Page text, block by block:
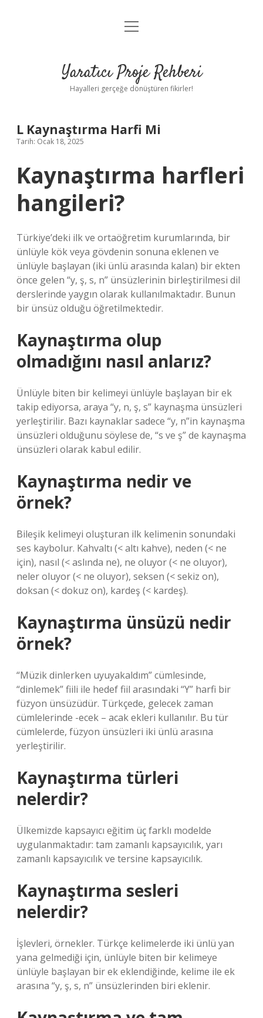
Anasayfa
Yasal Uyarı
menüyü
Yaratıcı Proje Rehberi
Hayalleri gerçeğe dönüştüren fikirler!
L Kaynaştırma Harfi Mi
Tarih: Ocak 18, 2025
Kaynaştırma harfleri
hangileri?
Türkiye’deki ilk ve ortaöğretim kurumlarında, bir
ünlüyle kök veya gövdenin sonuna eklenen ve
ünlüyle başlayan (iki ünlü arasında kalan) bir ekten
önce gelen “y, ş, s, n” ünsüzlerinin birleştirilmesi dil
derslerinde yaygın olarak kullanılmaktadır. Bunun
bir ünsüz olduğu öğretilmektedir.
Kaynaştırma olup
olmadığını nasıl anlarız?
Ünlüyle biten bir kelimeyi ünlüyle başlayan bir ek
takip ediyorsa, araya “y, n, ş, s” kaynaşma ünsüzleri
yerleştirilir. Bazı kaynaklar sadece “y, n”in kaynaşma
ünsüzleri olduğunu söylese de, “s ve ş” de kaynaşma
ünsüzleri olarak kabul edilir.
Kaynaştırma nedir ve
örnek?
Bileşik kelimeyi oluşturan ilk kelimenin sonundaki
ses kaybolur. Kahvaltı (< altı kahve), neden (< ne
için), nasıl (< aslında ne), ne oluyor (< ne oluyor),
neler oluyor (< ne oluyor), seksen (< sekiz on),
doksan (< dokuz on), kardeş (< kardeş).
Kaynaştırma ünsüzü nedir
örnek?
“Müzik dinlerken uyuyakaldım” cümlesinde,
“dinlemek” fiili ile hedef fiil arasındaki “Y” harfi bir
füzyon ünsüzüdür. Türkçede, gelecek zaman
cümlelerinde -ecek – acak ekleri kullanılır. Bu tür
cümlelerde, füzyon ünsüzleri iki ünlü arasına
yerleştirilir.
Kaynaştırma türleri
nelerdir?
Ülkemizde kapsayıcı eğitim üç farklı modelde
uygulanmaktadır: tam zamanlı kapsayıcılık, yarı
zamanlı kapsayıcılık ve tersine kapsayıcılık.
Kaynaştırma sesleri
nelerdir?
İşlevleri, örnekler. Türkçe kelimelerde iki ünlü yan
yana gelmediği için, ünlüyle biten bir kelimeye
ünlüyle başlayan bir ek eklendiğinde, kelime ile ek
arasına “y, ş, s, n” ünsüzlerinden biri eklenir.